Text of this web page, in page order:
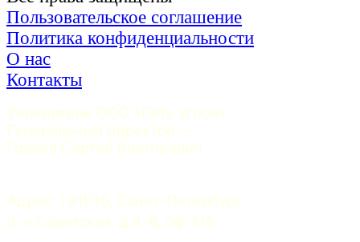
Пользовательское соглашение
Политика конфиденциальности
О нас
Контакты
Учредитель ООО «Пять углов».
Генеральный директор —
Грачев Сергей Викторович
Адрес: 191015, Санкт-Петербург,
9-я Советская, д.4-6, оф.415